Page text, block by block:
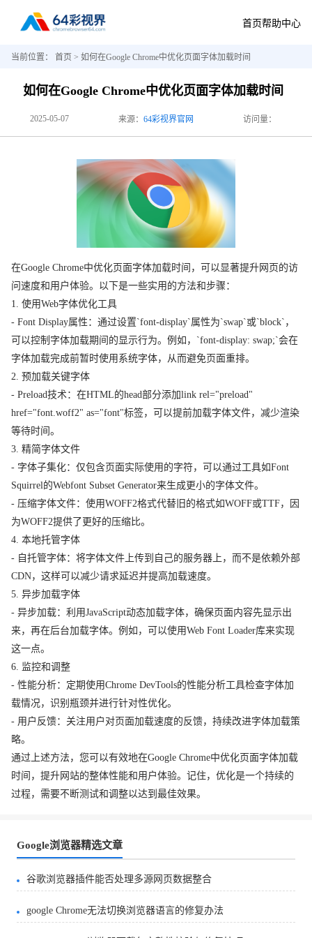
首页帮助中心
当前位置： 首页 > 如何在Google Chrome中优化页面字体加载时间
如何在Google Chrome中优化页面字体加载时间
2025-05-07 来源： 64彩视界官网 访问量：
在Google Chrome中优化页面字体加载时间，可以显著提升网页的访
问速度和用户体验。以下是一些实用的方法和步骤：
1. 使用Web字体优化工具
- Font Display属性：通过设置`font-display`属性为`swap`或`block`，
可以控制字体加载期间的显示行为。例如，`font-display: swap;`会在
字体加载完成前暂时使用系统字体，从而避免页面重排。
2. 预加载关键字体
- Preload技术：在HTML的head部分添加link rel="preload"
href="font.woff2" as="font"标签，可以提前加载字体文件，减少渲染
等待时间。
3. 精简字体文件
- 字体子集化：仅包含页面实际使用的字符，可以通过工具如Font
Squirrel的Webfont Subset Generator来生成更小的字体文件。
- 压缩字体文件：使用WOFF2格式代替旧的格式如WOFF或TTF，因
为WOFF2提供了更好的压缩比。
4. 本地托管字体
- 自托管字体：将字体文件上传到自己的服务器上，而不是依赖外部
CDN，这样可以减少请求延迟并提高加载速度。
5. 异步加载字体
- 异步加载：利用JavaScript动态加载字体，确保页面内容先显示出
来，再在后台加载字体。例如，可以使用Web Font Loader库来实现
这一点。
6. 监控和调整
- 性能分析：定期使用Chrome DevTools的性能分析工具检查字体加
载情况，识别瓶颈并进行针对性优化。
- 用户反馈：关注用户对页面加载速度的反馈，持续改进字体加载策
略。
通过上述方法，您可以有效地在Google Chrome中优化页面字体加载
时间，提升网站的整体性能和用户体验。记住，优化是一个持续的
过程，需要不断测试和调整以达到最佳效果。
Google浏览器精选文章
谷歌浏览器插件能否处理多源网页数据整合
google Chrome无法切换浏览器语言的修复办法